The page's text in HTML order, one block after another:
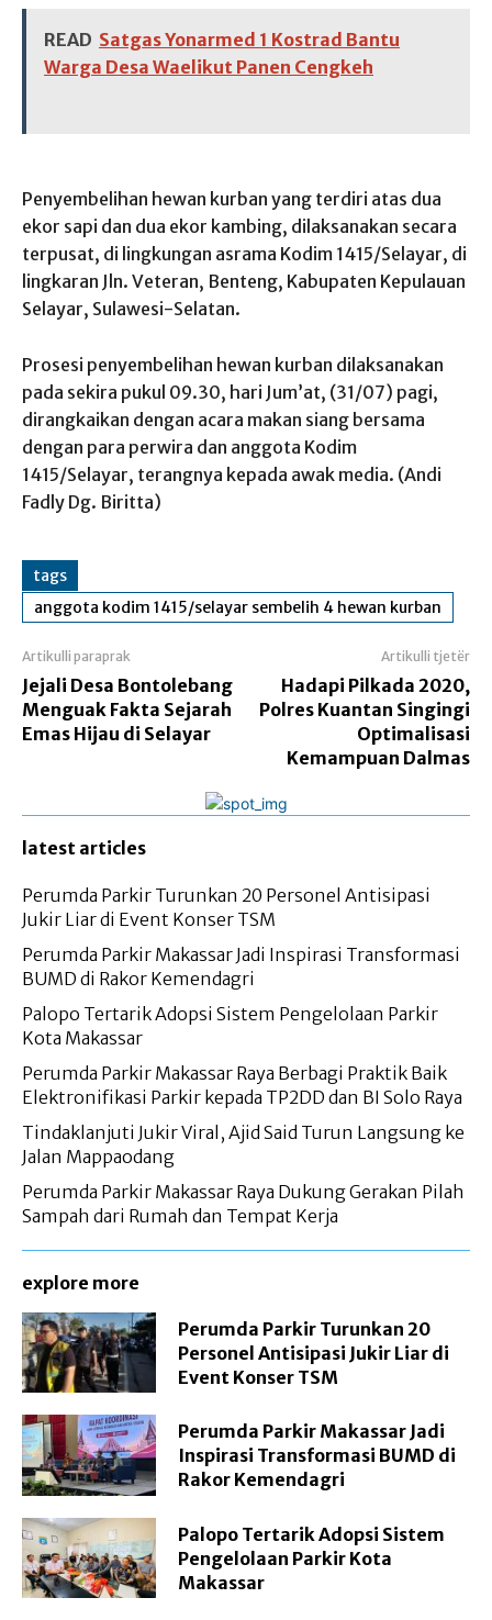
READ Satgas Yonarmed 1 Kostrad Bantu
Warga Desa Waelikut Panen Cengkeh
Penyembelihan hewan kurban yang terdiri atas dua
ekor sapi dan dua ekor kambing, dilaksanakan secara
terpusat, di lingkungan asrama Kodim 1415/Selayar, di
lingkaran Jln. Veteran, Benteng, Kabupaten Kepulauan
Selayar, Sulawesi-Selatan.
Prosesi penyembelihan hewan kurban dilaksanakan
pada sekira pukul 09.30, hari Jum’at, (31/07) pagi,
dirangkaikan dengan acara makan siang bersama
dengan para perwira dan anggota Kodim
1415/Selayar, terangnya kepada awak media. (Andi
Fadly Dg. Biritta)
tags
anggota kodim 1415/selayar sembelih 4 hewan kurban
Artikulli paraprak
Jejali Desa Bontolebang
Menguak Fakta Sejarah
Emas Hijau di Selayar
Artikulli tjetër
Hadapi Pilkada 2020,
Polres Kuantan Singingi
Optimalisasi
Kemampuan Dalmas
latest articles
Perumda Parkir Turunkan 20 Personel Antisipasi
Jukir Liar di Event Konser TSM
Perumda Parkir Makassar Jadi Inspirasi Transformasi
BUMD di Rakor Kemendagri
Palopo Tertarik Adopsi Sistem Pengelolaan Parkir
Kota Makassar
Perumda Parkir Makassar Raya Berbagi Praktik Baik
Elektronifikasi Parkir kepada TP2DD dan BI Solo Raya
Tindaklanjuti Jukir Viral, Ajid Said Turun Langsung ke
Jalan Mappaodang
Perumda Parkir Makassar Raya Dukung Gerakan Pilah
Sampah dari Rumah dan Tempat Kerja
explore more
Perumda Parkir Turunkan 20
Personel Antisipasi Jukir Liar di
Event Konser TSM
Perumda Parkir Makassar Jadi
Inspirasi Transformasi BUMD di
Rakor Kemendagri
Palopo Tertarik Adopsi Sistem
Pengelolaan Parkir Kota
Makassar